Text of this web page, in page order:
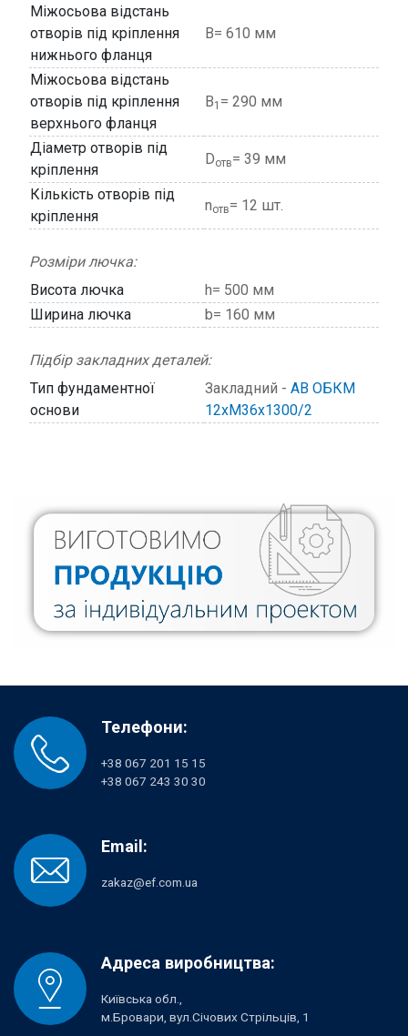
Міжосьова відстань
отворів під кріплення
нижнього фланця
В= 610 мм
Міжосьова відстань
отворів під кріплення
верхнього фланця
В1 = 290 мм
Діаметр отворів під
кріплення
Dотв= 39 мм
Кількість отворів під
кріплення
nотв= 12 шт.
Розміри лючка:
Висота лючка
h= 500 мм
Ширина лючка
b= 160 мм
Підбір закладних деталей:
Тип фундаментної
основи
Закладний - АВ ОБКМ
12хМ36х1300/2
Телефони:
+38 067 201 15 15
+38 067 243 30 30
Email:
zakaz@ef.com.ua
Адреса виробництва:
Київська обл.,
м.Бровари, вул.Січових Стрільців, 1